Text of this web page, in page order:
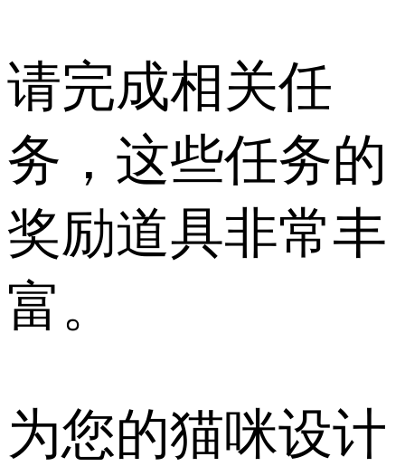
请完成相关任
务，这些任务的
奖励道具非常丰
富。
为您的猫咪设计